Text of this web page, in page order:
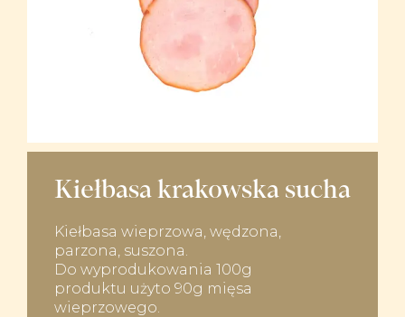
Kiełbasa krakowska sucha
Kiełbasa wieprzowa, wędzona,
parzona, suszona.
Do wyprodukowania 100g
produktu użyto 90g mięsa
wieprzowego.